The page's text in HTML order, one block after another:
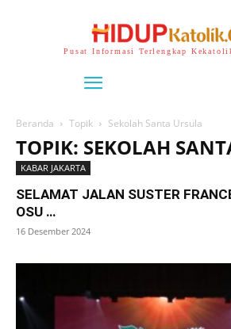
Pusat Informasi Terlengkap
Beranda Topik Sekolah Santa Ursula
TOPIK: SEKOLAH
KABAR JAKARTA
SELAMAT JALAN SUSTER
OSU …
16 Desember 2024